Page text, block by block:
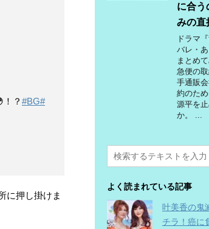
？ #BG#
に押し掛けま
に合う
みの直
ドラマ
バレ・
まとめ
急便の
手通販
約のた
源平を
か。 ...
よく読まれている記事
叶美香の鬼
チラ！癌に